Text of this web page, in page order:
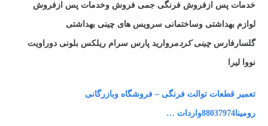
خدمات پس ازفروش فرنگی جمی فروش وخدمات پس ازفروش
لوازم بهداشتی وساختمانی سرویس های چینی بهداشتی
گلسارفارس چینی کردمروارید پارس سرام ریلکس بلونی دوراویت
نووا لیرا
تعمیر قطعات توالت فرنگی – فروشگاه وبازرگانی
رومینا88037974واردات …